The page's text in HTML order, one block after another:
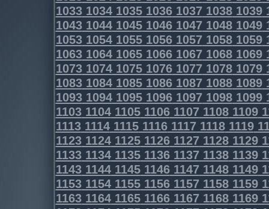
1033103410351036103710381039
1043104410451046104710481049
1053105410551056105710581059
1063106410651066106710681069
1073107410751076107710781079
1083108410851086108710881089
1093109410951096109710981099
1103110411051106110711081109
1113111411151116111711181119
1123112411251126112711281129
1133113411351136113711381139
1143114411451146114711481149
1153115411551156115711581159
1163116411651166116711681169